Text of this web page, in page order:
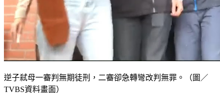
逆子弒母一審判無期徒刑，二審卻急轉彎改判無罪。（圖／
TVBS資料畫面）